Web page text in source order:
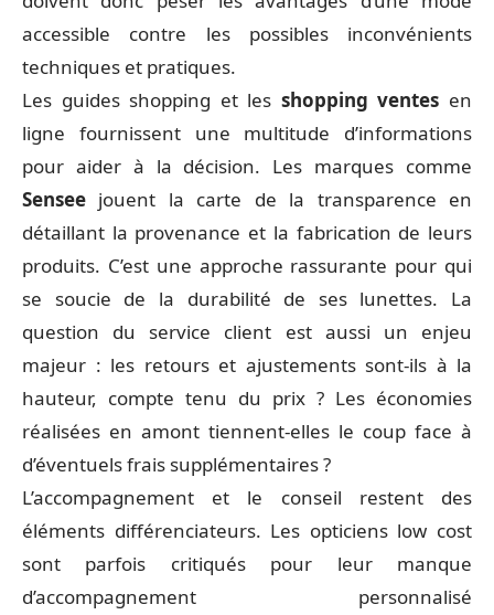
accessible contre les possibles inconvénients
techniques et pratiques.
Les guides shopping et les shopping ventes en
ligne fournissent une multitude d’informations
pour aider à la décision. Les marques comme
Sensee jouent la carte de la transparence en
détaillant la provenance et la fabrication de leurs
produits. C’est une approche rassurante pour qui
se soucie de la durabilité de ses lunettes. La
question du service client est aussi un enjeu
majeur : les retours et ajustements sont-ils à la
hauteur, compte tenu du prix ? Les économies
réalisées en amont tiennent-elles le coup face à
d’éventuels frais supplémentaires ?
L’accompagnement et le conseil restent des
éléments différenciateurs. Les opticiens low cost
sont parfois critiqués pour leur manque
d’accompagnement personnalisé